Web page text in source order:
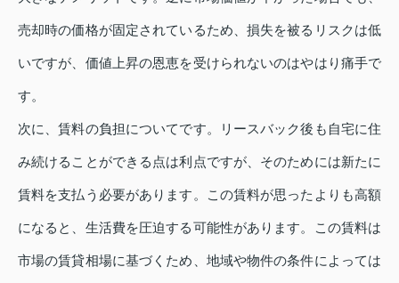
売却時の価格が固定されているため、損失を被るリスクは低
いですが、価値上昇の恩恵を受けられないのはやはり痛手で
す。
次に、賃料の負担についてです。リースバック後も自宅に住
み続けることができる点は利点ですが、そのためには新たに
賃料を支払う必要があります。この賃料が思ったよりも高額
になると、生活費を圧迫する可能性があります。この賃料は
市場の賃貸相場に基づくため、地域や物件の条件によっては